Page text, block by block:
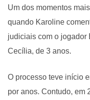
Um dos momentos
quando Karoline
judiciais com o jogador
Cecília, de 3 anos.
O processo teve início
por anos. Contudo, em